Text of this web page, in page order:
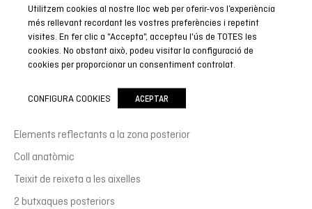
Home
Patronatge
Relaxed Fit
Elements reflectants a la zona posterior
Coll anatòmic
Teixit de reixeta a les aixelles
2 butxaques posteriors
Utilitzem cookies al nostre lloc web per oferir-vos l’experiència
més rellevant recordant les vostres preferències i repetint
visites. En fer clic a "Accepta", accepteu l'ús de TOTES les
cookies. No obstant això, podeu visitar la configuració de
cookies per proporcionar un consentiment controlat.
CONFIGURA COOKIES ACEPTAR